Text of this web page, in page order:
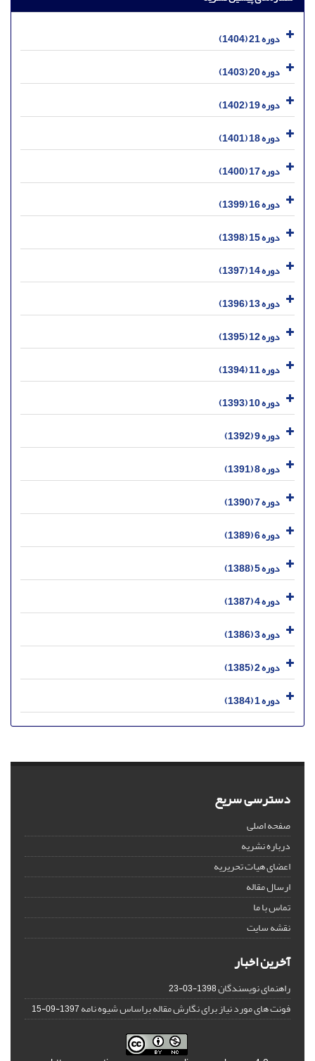
دوره 21 (1404)
دوره 20 (1403)
دوره 19 (1402)
دوره 18 (1401)
دوره 17 (1400)
دوره 16 (1399)
دوره 15 (1398)
دوره 14 (1397)
دوره 13 (1396)
دوره 12 (1395)
دوره 11 (1394)
دوره 10 (1393)
دوره 9 (1392)
دوره 8 (1391)
دوره 7 (1390)
دوره 6 (1389)
دوره 5 (1388)
دوره 4 (1387)
دوره 3 (1386)
دوره 2 (1385)
دوره 1 (1384)
دسترسی سریع
صفحه اصلی
درباره نشریه
اعضای هیات تحریریه
ارسال مقاله
تماس با ما
نقشه سایت
آخرین اخبار
راهنمای نویسندگان1398-03-23
فونت های مورد نیاز برای نگارش مقاله براساس شیوه نامه1397-09-15